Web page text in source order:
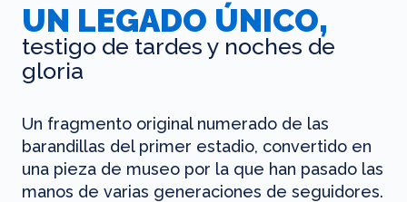
UN LEGADO ÚNICO,
testigo de tardes y noches de
gloria
Un fragmento original numerado de las
barandillas del primer estadio, convertido en
una pieza de museo por la que han pasado las
manos de varias generaciones de seguidores.